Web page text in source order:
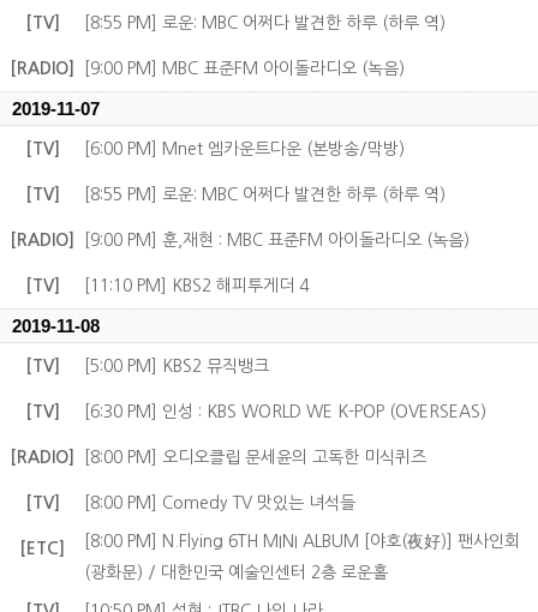
[TV] [8:55 PM] 로운: MBC 어쩌다 발견한 하루 (하루 역)
[RADIO] [9:00 PM] MBC 표준FM 아이돌라디오 (녹음)
2019-11-07
[TV] [6:00 PM] Mnet 엠카운트다운 (본방송/막방)
[TV] [8:55 PM] 로운: MBC 어쩌다 발견한 하루 (하루 역)
[RADIO] [9:00 PM] 훈,재현 : MBC 표준FM 아이돌라디오 (녹음)
[TV] [11:10 PM] KBS2 해피투게더 4
2019-11-08
[TV] [5:00 PM] KBS2 뮤직뱅크
[TV] [6:30 PM] 인성 : KBS WORLD WE K-POP (OVERSEAS)
[RADIO] [8:00 PM] 오디오클립 문세윤의 고독한 미식퀴즈
[TV] [8:00 PM] Comedy TV 맛있는 녀석들
[ETC]
[8:00 PM] N.Flying 6TH MINI ALBUM [야호(夜好)] 팬사인회
(광화문) / 대한민국 예술인센터 2층 로운홀